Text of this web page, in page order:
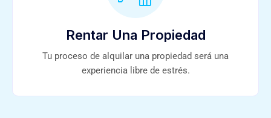
Rentar Una Propiedad
Tu proceso de alquilar una propiedad será una
experiencia libre de estrés.